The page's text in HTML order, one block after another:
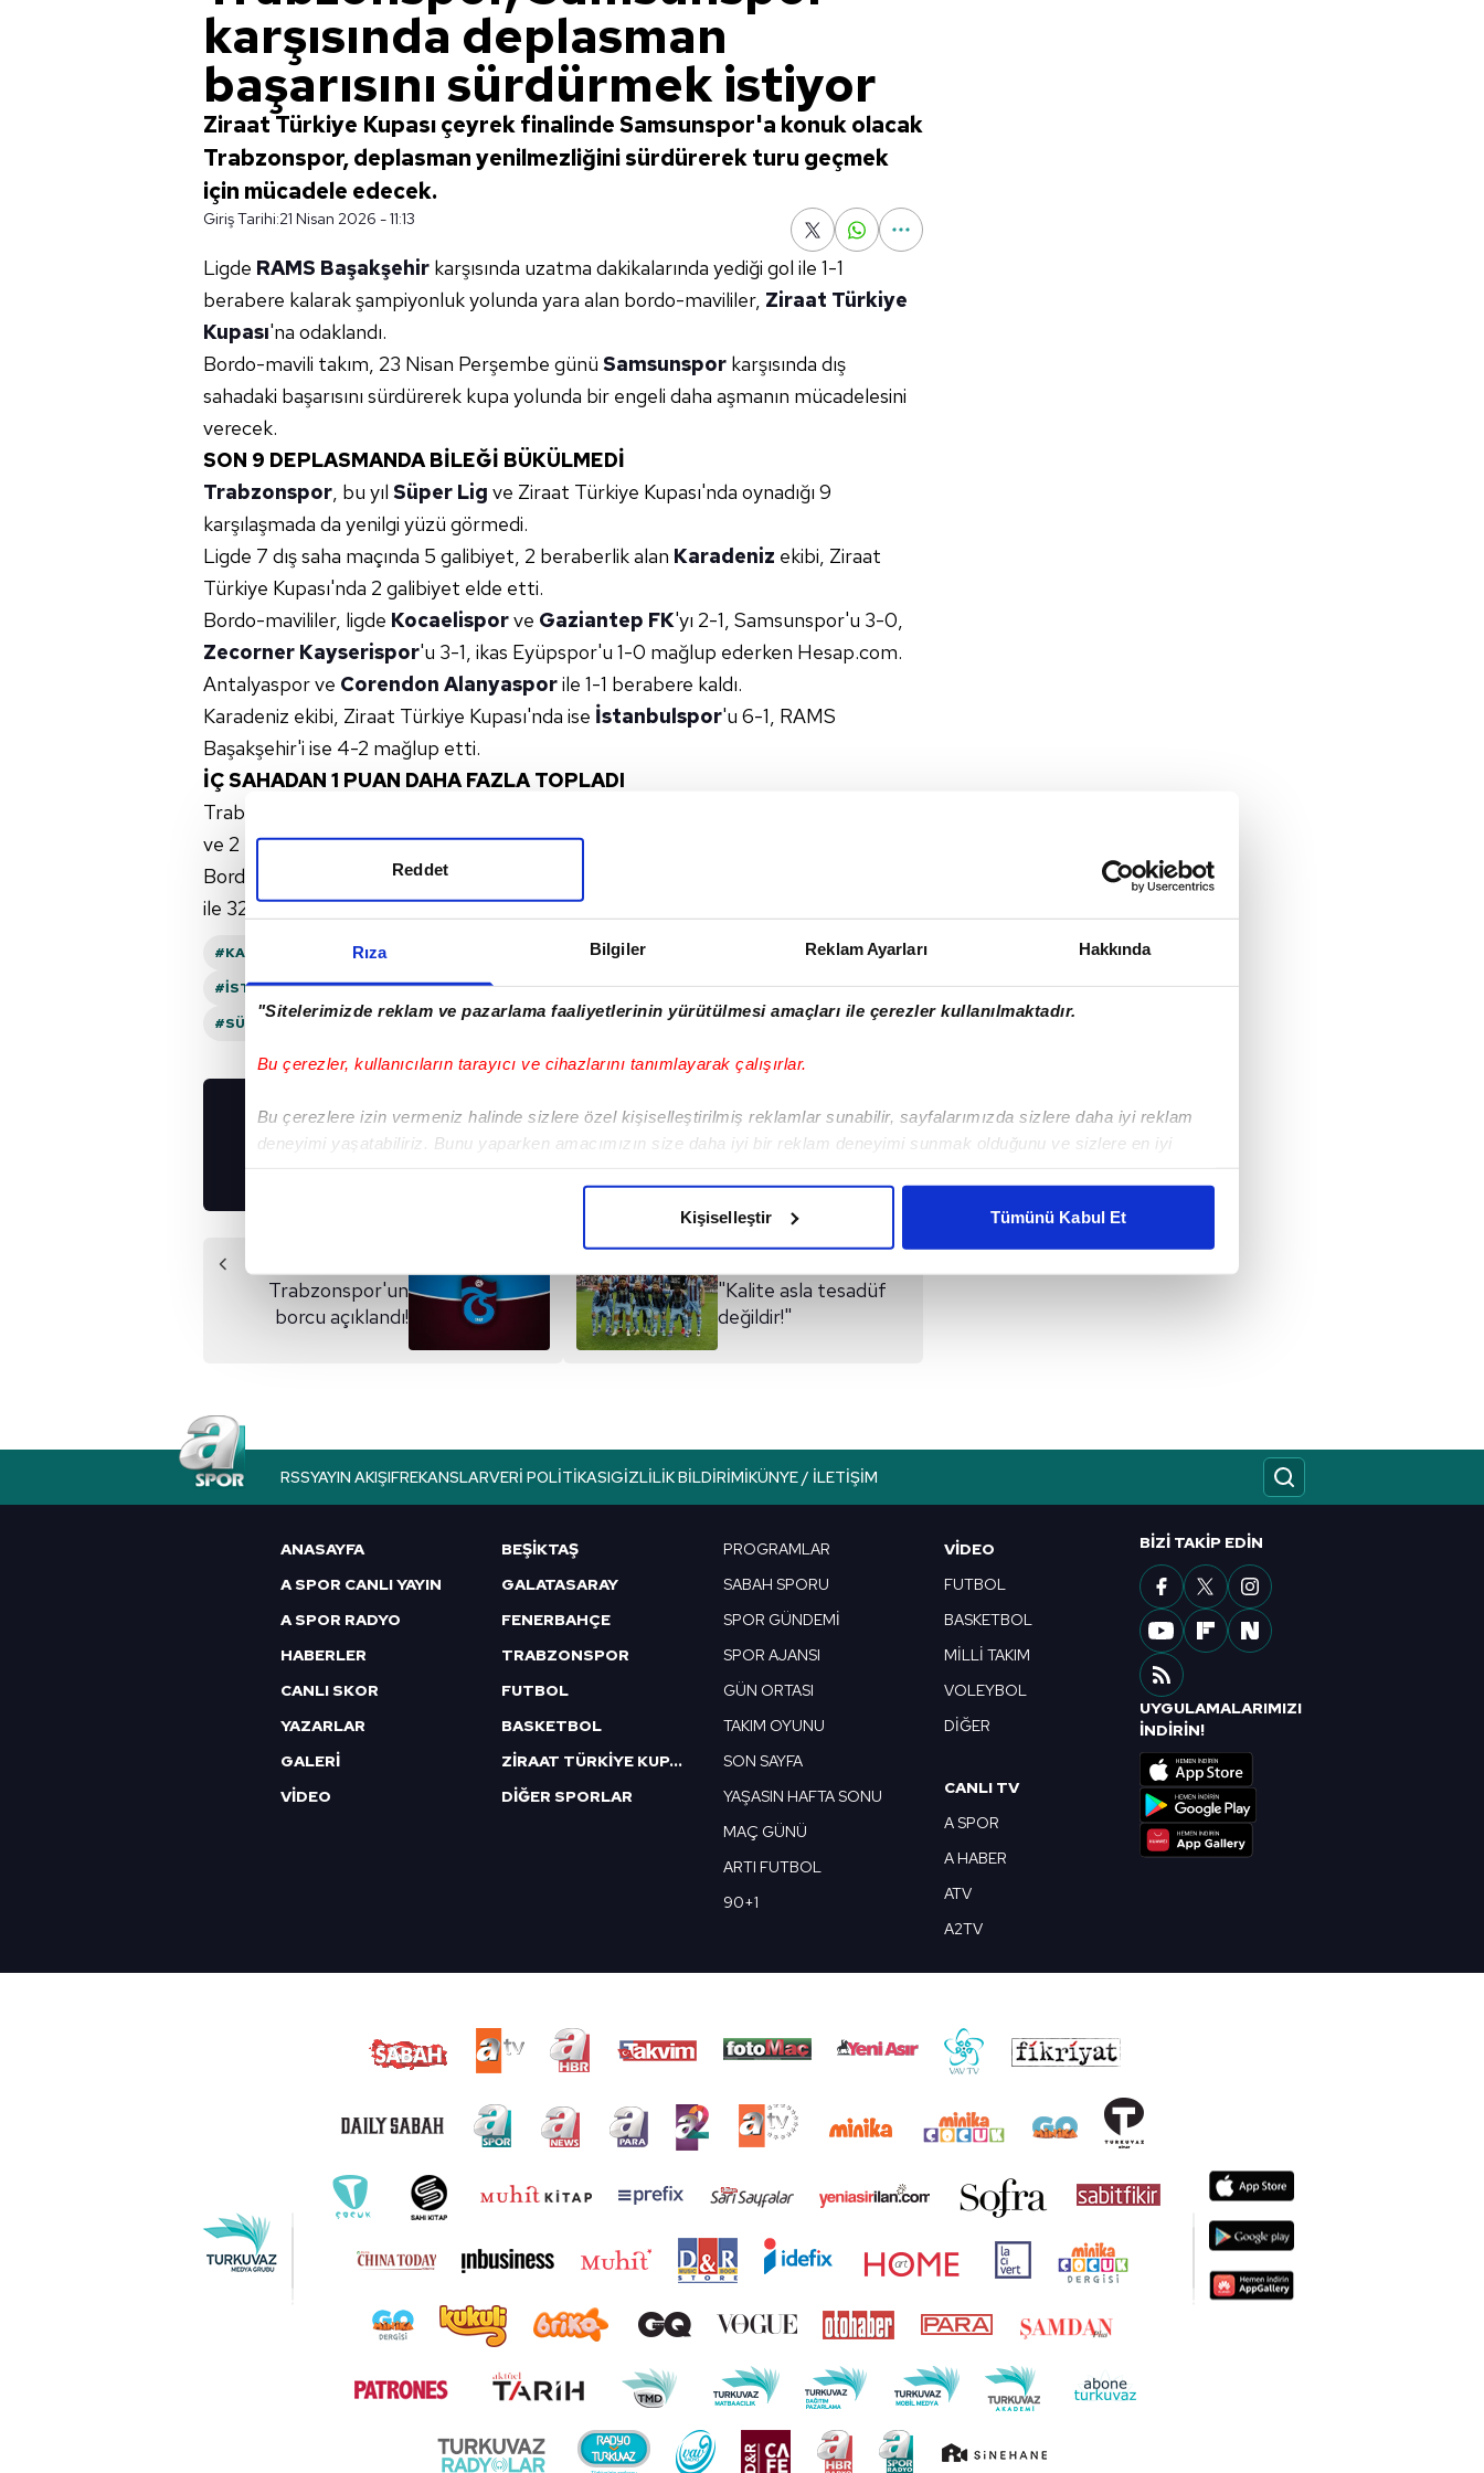
Rıza Bilgiler Reklam Ayarları Hakkında
"Sitelerimizde reklam ve pazarlama faaliyetlerinin yürütülmesi amaçları ile çerezler kullanılmaktadır.
Bu çerezler, kullanıcıların tarayıcı ve cihazlarını tanımlayarak çalışırlar.
Bu çerezlere izin vermeniz halinde sizlere özel kişiselleştirilmiş reklamlar sunabilir, sayfalarımızda sizlere daha iyi reklam
deneyimi yaşatabiliriz. Bunu yaparken amacımızın size daha iyi bir reklam deneyimi sunmak olduğunu ve sizlere en iyi
Her halükârda, kullanıcılar, bu çerezlere izin vermedikleri takdirde, kullanıcılara hedefli reklamlar gösterilmeyecektir."
Sizlere daha iyi bir hizmet sunabilmek için İnternet Sitemizde kendimize ve üçüncü kişilere ait çerezler kullanılmaktadır. Bu
çerezler vasıtasıyla çeşitli kişisel verileriniz işlenmekte olup gerekli olan çerezler bilgi toplumu hizmetlerinin sunulması
amacıyla kullanılmaktadır. Diğer çerezler, sitemizin daha işlevsel kılınması ve kişiselleştirilmesi ve sizlere yönelik
mevzuata uygun olarak kullanılan çerezlerle ilgili bilgi almak için lütfentıklayınız
Reddet
Kişiselleştir Tümünü Kabul Et
karşısında deplasman
başarısını sürdürmek istiyor
Ziraat Türkiye Kupası çeyrek finalinde Samsunspor'a konuk olacak
Trabzonspor, deplasman yenilmezliğini sürdürerek turu geçmek
için mücadele edecek.
Giriş Tarihi:21 Nisan 2026 - 11:13
Ligde RAMS Başakşehir karşısında uzatma dakikalarında yediği gol ile 1-1
berabere kalarak şampiyonluk yolunda yara alan bordo-mavililer, Ziraat Türkiye
Kupası'na odaklandı.
Bordo-mavili takım, 23 Nisan Perşembe günü Samsunspor karşısında dış
sahadaki başarısını sürdürerek kupa yolunda bir engeli daha aşmanın mücadelesini
verecek.
SON 9 DEPLASMANDA BİLEĞİ BÜKÜLMEDİ
Trabzonspor, bu yıl Süper Lig ve Ziraat Türkiye Kupası'nda oynadığı 9
karşılaşmada da yenilgi yüzü görmedi.
Ligde 7 dış saha maçında 5 galibiyet, 2 beraberlik alan Karadeniz ekibi, Ziraat
Türkiye Kupası'nda 2 galibiyet elde etti.
Bordo-mavililer, ligde Kocaelisporve Gaziantep FK'yı 2-1, Samsunspor'u 3-0,
Zecorner Kayserispor'u 3-1, ikas Eyüpspor'u 1-0 mağlup ederken Hesap.com.
Antalyaspor ve Corendon Alanyasporile 1-1 berabere kaldı.
Karadeniz ekibi, Ziraat Türkiye Kupası'nda ise İstanbulspor'u 6-1, RAMS
Başakşehir'i ise 4-2 mağlup etti.
İÇ SAHADAN 1 PUAN DAHA FAZLA TOPLADI
Trabzonspor, ligde deplasmanda oynadığı 15 karşılaşmada 10 galibiyet, 3 beraberlik
ve 2 mağlubiyet ile 33 puan elde etti.
Bordo-mavili takım, iç sahada ise 15 müsabakada 9 galibiyet, 5 beraberlik, 1 yenilgi
ile 32 puan elde ederek dış sahadan 1 puan daha az topladı.
#KARADENIZ #TRABZONSPOR #SAMSUNSPOR
#CORENDON ALANYASPOR
#İSTANBULSPOR
#GAZIANTEP FK #ZECORNER KAYSERISPOR
#KOCAELISPOR
#SÜPER LIG
#RAMS BAŞAKŞEHIR #ZIRAAT TÜRKIYE KUPASI
UYGULAMALARIMIZI
İNDİRİN!
Trabzonspor'un
borcu açıklandı!
"Kalite asla tesadüf
değildir!"
RSSYAYIN AKIŞIFREKANSLARVERI POLITIKASIGIZLILIK BILDIRIMIKÜNYE / İLETIŞIM
ANASAYFA
A SPOR CANLI YAYIN
A SPOR RADYO
HABERLER
CANLI SKOR
YAZARLAR
GALERİ
VİDEO
BEŞİKTAŞ
GALATASARAY
FENERBAHÇE
TRABZONSPOR
FUTBOL
BASKETBOL
ZİRAAT TÜRKİYE KUPASI
DİĞER SPORLAR
PROGRAMLAR
SABAH SPORU
SPOR GÜNDEMİ
SPOR AJANSI
GÜN ORTASI
TAKIM OYUNU
SON SAYFA
YAŞASIN HAFTA SONU
MAÇ GÜNÜ
ARTI FUTBOL
90+1
VIDEO
FUTBOL
BASKETBOL
MİLLİ TAKIM
VOLEYBOL
DİĞER
CANLI TV
A SPOR
A HABER
ATV
A2TV
BIZI TAKIP EDIN
UYGULAMALARIMIZI
İNDİRİN!